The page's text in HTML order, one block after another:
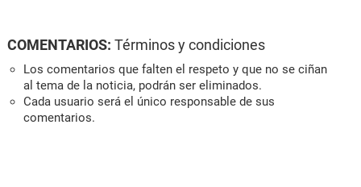
COMENTARIOS: Términos y condiciones
Los comentarios que falten el respeto y que no se ciñan
al tema de la noticia, podrán ser eliminados.
Cada usuario será el único responsable de sus
comentarios.